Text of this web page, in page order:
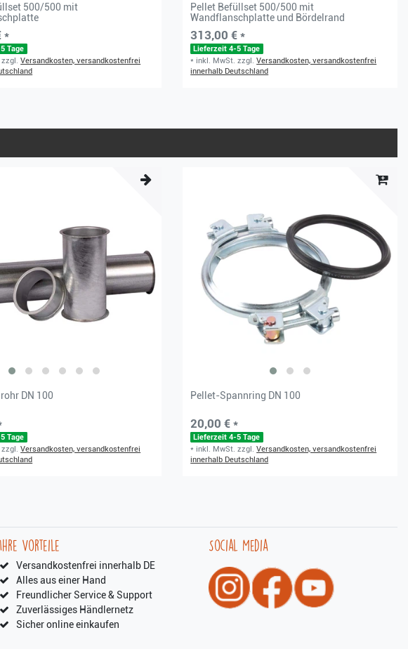
500/500 mit
*
Tage
zzgl.Versandkosten, versandkostenfrei
Pellet Befüllset 500/500 mit
Wandflanschplatte und Bördelrand
313,00 € *
Lieferzeit 4-5 Tage
* inkl. MwSt. zzgl.Versandkosten, versandkostenfrei
innerhalb Deutschland
DN 100
Tage
zzgl.Versandkosten, versandkostenfrei
Pellet-Spannring DN 100
20,00 € *
Lieferzeit 4-5 Tage
* inkl. MwSt. zzgl.Versandkosten, versandkostenfrei
innerhalb Deutschland
Ihre Vorteile
Versandkostenfrei innerhalb DE
Alles aus einer Hand
Freundlicher Service & Support
Zuverlässiges Händlernetz
Sicher online einkaufen
Social Media